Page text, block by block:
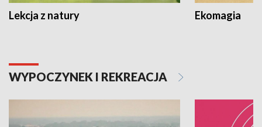
Lekcja z natury Ekomagia
WYPOCZYNEK I REKREACJA